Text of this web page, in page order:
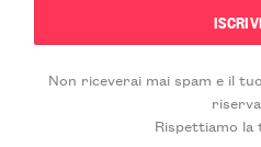
Non riceverai mai spam e il
Rispettiamo la